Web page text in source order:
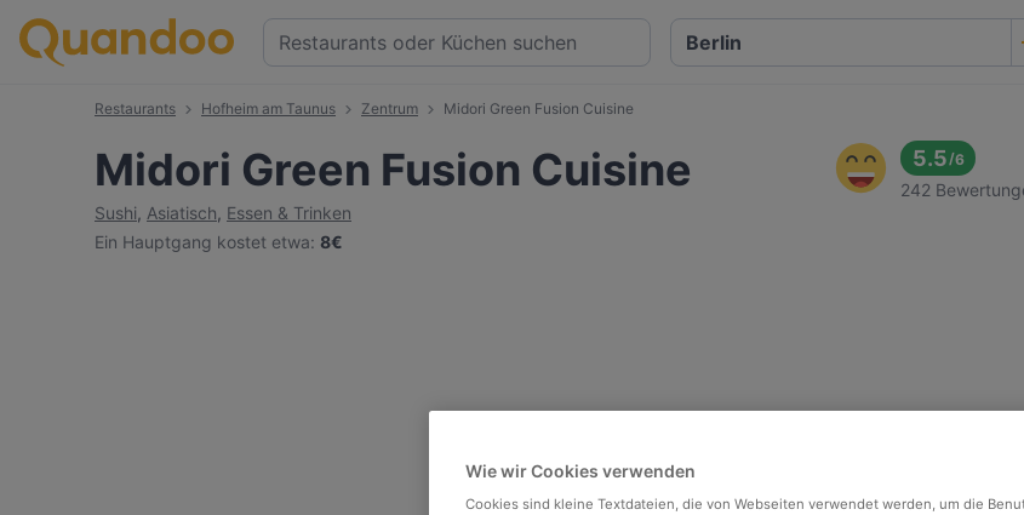
Restaurants Hofheim am Taunus Zentrum Midori Green Fusion Cuisine
Midori Green Fusion Cuisine
Sushi, Asiatisch, Essen & Trinken
Ein Hauptgang kostet etwa: 8€
5.5/6
242
Wie wir Cookies verwenden
Cookies sind kleine Textdateien, die von Webseiten verwendet werden, um die